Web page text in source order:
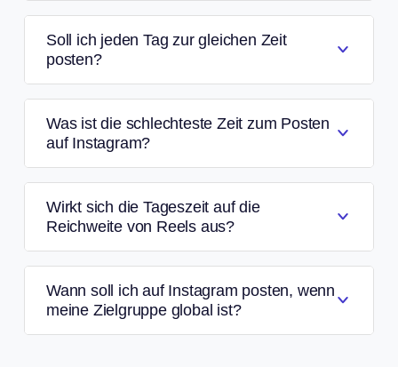
Soll ich jeden Tag zur gleichen Zeit
posten?
Was ist die schlechteste Zeit zum Posten
auf Instagram?
Wirkt sich die Tageszeit auf die
Reichweite von Reels aus?
Wann soll ich auf Instagram posten, wenn
meine Zielgruppe global ist?